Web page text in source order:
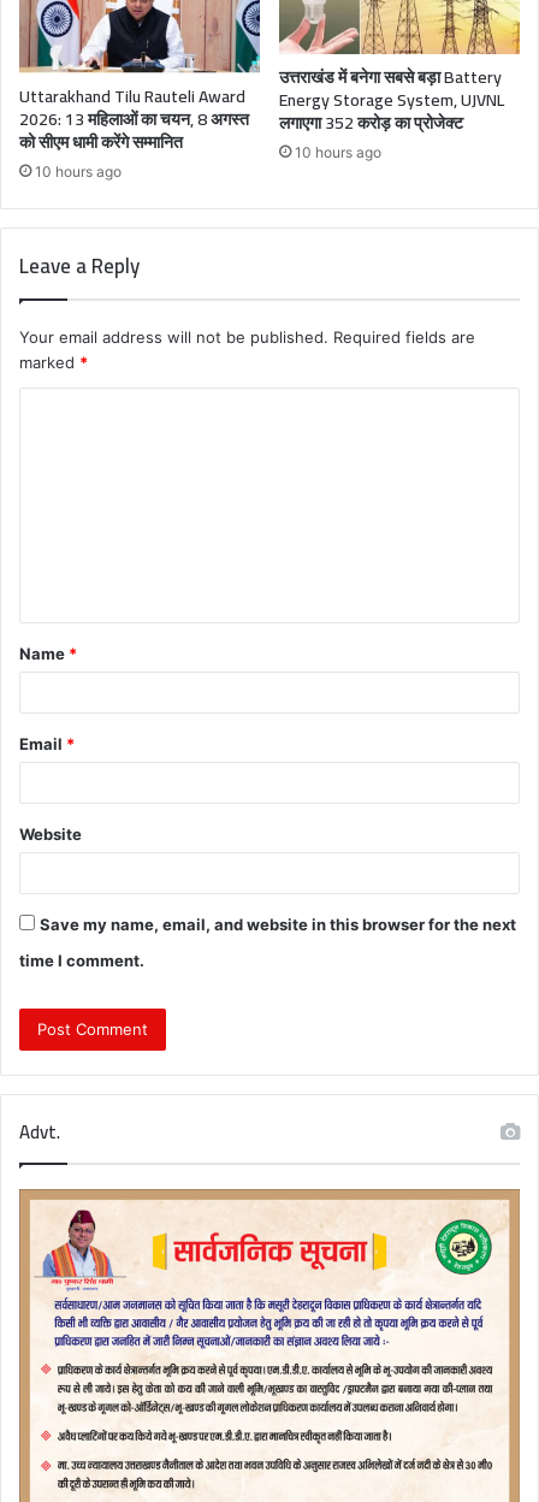
Uttarakhand Tilu Rauteli Award
2026: 13 महिलाओं का चयन, 8 अगस्त
को सीएम धामी करेंगे सम्मानित
10 hours ago
उत्तराखंड में बनेगा सबसे बड़ा Battery
Energy Storage System, UJVNL
लगाएगा 352 करोड़ का प्रोजेक्ट
10 hours ago
Leave a Reply
Your email address will not be published. Required fields are
marked *
t
*
Name *
Email *
Website
Save my name, email, and website in this browser for the next
time I comment.
Advt.